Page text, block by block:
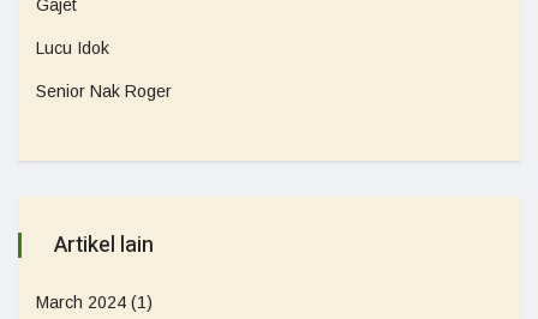
Gajet
Lucu Idok
Senior Nak Roger
Artikel lain
March 2024 (1)